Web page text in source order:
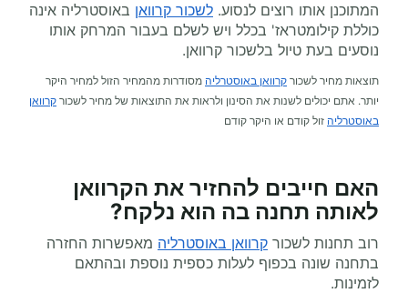
המתוכנן אותו רוצים לנסוע. לשכור קרוואן באוסטרליה אינה
כוללת קילומטראז' בכלל ויש לשלם בעבור המרחק אותו
נוסעים בעת טיול בלשכור קרוואן.
תוצאות מחיר לשכור קרוואן באוסטרליה מסודרות מהמחיר הזול למחיר היקר
יותר. אתם יכולים לשנות את הסינון ולראות את התוצאות של מחיר לשכור קרוואן
באוסטרליה זול קודם או היקר קודם
האם חייבים להחזיר את הקרוואן
לאותה תחנה בה הוא נלקח?
רוב תחנות לשכור קרוואן באוסטרליה מאפשרות החזרה
בתחנה שונה בכפוף לעלות כספית נוספת ובהתאם
לזמינות.